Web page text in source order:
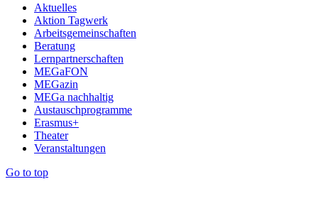
Aktuelles
Aktion Tagwerk
Arbeitsgemeinschaften
Beratung
Lernpartnerschaften
MEGaFON
MEGazin
MEGa nachhaltig
Austauschprogramme
Erasmus+
Theater
Veranstaltungen
Go to top